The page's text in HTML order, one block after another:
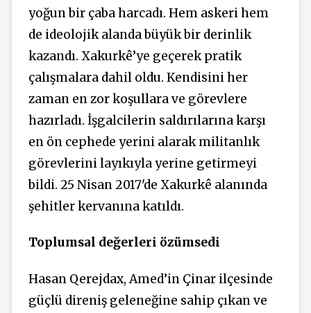
yoğun bir çaba harcadı. Hem askeri hem
de ideolojik alanda büyük bir derinlik
kazandı. Xakurkê’ye geçerek pratik
çalışmalara dahil oldu. Kendisini her
zaman en zor koşullara ve görevlere
hazırladı. İşgalcilerin saldırılarına karşı
en ön cephede yerini alarak militanlık
görevlerini layıkıyla yerine getirmeyi
bildi. 25 Nisan 2017'de Xakurkê alanında
şehitler kervanına katıldı.
Toplumsal değerleri özümsedi
Hasan Qerejdax, Amed’in Çinar ilçesinde
güçlü direniş geleneğine sahip çıkan ve